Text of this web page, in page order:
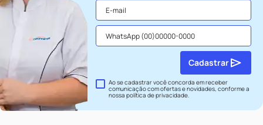
Ao se cadastrar você concorda em receber
comunicação com ofertas e novidades, conforme a
nossapolítica de privacidade.
Cadastrar